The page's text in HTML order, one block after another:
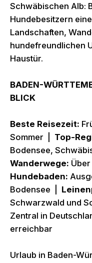
Schwäbischen Alb:
Hundebesitzern
Landschaften,
hundefreundlichen
Haustür.
BADEN-
BLICK
Beste Reisezeit:
Sommer | Top-
Bodensee,
Wanderwege:
Hundebaden:
Bodensee |
Schwarzwald und
Zentral in
erreichbar
Urlaub in Baden-